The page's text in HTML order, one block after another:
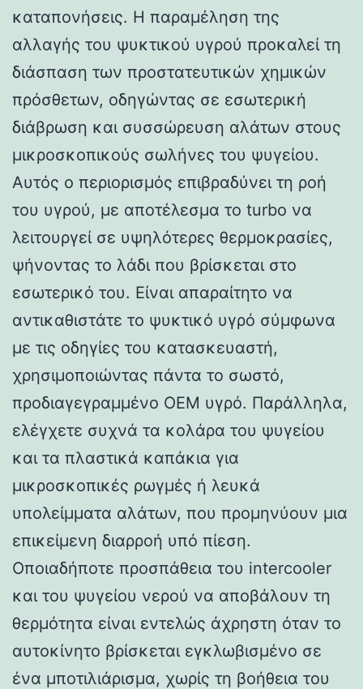
καταπονήσεις. Η παραμέληση της
αλλαγής του ψυκτικού υγρού προκαλεί τη
διάσπαση των προστατευτικών χημικών
πρόσθετων, οδηγώντας σε εσωτερική
διάβρωση και συσσώρευση αλάτων στους
μικροσκοπικούς σωλήνες του ψυγείου.
Αυτός ο περιορισμός επιβραδύνει τη ροή
του υγρού, με αποτέλεσμα το turbo να
λειτουργεί σε υψηλότερες θερμοκρασίες,
ψήνοντας το λάδι που βρίσκεται στο
εσωτερικό του. Είναι απαραίτητο να
αντικαθιστάτε το ψυκτικό υγρό σύμφωνα
με τις οδηγίες του κατασκευαστή,
χρησιμοποιώντας πάντα το σωστό,
προδιαγεγραμμένο OEM υγρό. Παράλληλα,
ελέγχετε συχνά τα κολάρα του ψυγείου
και τα πλαστικά καπάκια για
μικροσκοπικές ρωγμές ή λευκά
υπολείμματα αλάτων, που προμηνύουν μια
επικείμενη διαρροή υπό πίεση.
Οποιαδήποτε προσπάθεια του intercooler
και του ψυγείου νερού να αποβάλουν τη
θερμότητα είναι εντελώς άχρηστη όταν το
αυτοκίνητο βρίσκεται εγκλωβισμένο σε
ένα μποτιλιάρισμα, χωρίς τη βοήθεια του